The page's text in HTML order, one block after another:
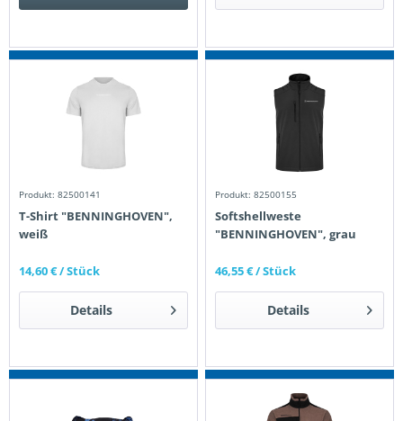
Produkt: 82500141
T-Shirt "BENNINGHOVEN",
weiß
14,60 €/ Stück
Details
Produkt: 82500155
Softshellweste
"BENNINGHOVEN", grau
46,55 €/ Stück
Details